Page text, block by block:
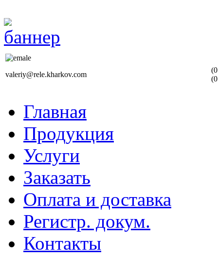
valeriy@rele.kharkov.com
Главная
Продукция
Услуги
Заказать
Оплата и доставка
Регистр. докум.
Контакты